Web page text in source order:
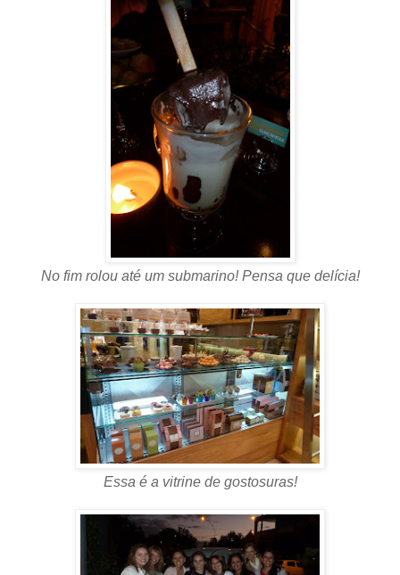
No fim rolou até um submarino! Pensa que delícia!
Essa é a vitrine de gostosuras!